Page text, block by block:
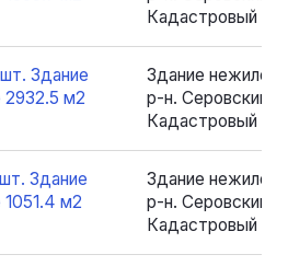
Кадастровый
Здание
2932.5 м2
Здание нежилое
р-н. Серовский,
Кадастровый
Здание
м2
Здание нежилое
р-н. Серовский,
Кадастровый